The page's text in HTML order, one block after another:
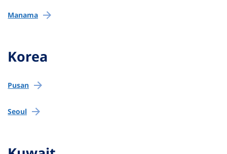
Manama
Korea
Pusan
Seoul